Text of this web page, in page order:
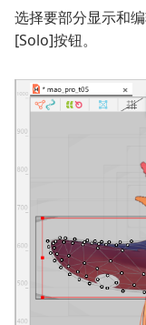
选择要部分显示和
[Solo]按钮。